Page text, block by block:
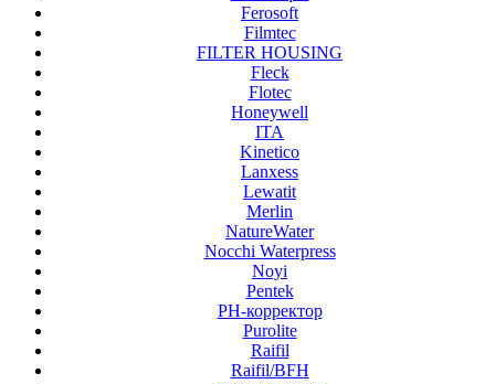
Ferosoft
Filmtec
FILTER HOUSING
Fleck
Flotec
Honeywell
ITA
Kinetico
Lanxess
Lewatit
Merlin
NatureWater
Nocchi Waterpress
Noyi
Pentek
PH-корректор
Purolite
Raifil
Raifil/BFH